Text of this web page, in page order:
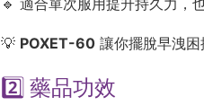
🔹 適合單次服用提升持久力，
💡 POXET-60 讓你擺脫早洩困
2️⃣ 藥品功效